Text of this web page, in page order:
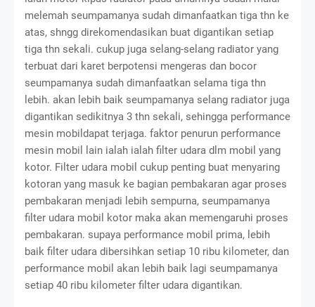
melemah seumpamanya sudah dimanfaatkan tiga thn ke
atas, shngg direkomendasikan buat digantikan setiap
tiga thn sekali. cukup juga selang-selang radiator yang
terbuat dari karet berpotensi mengeras dan bocor
seumpamanya sudah dimanfaatkan selama tiga thn
lebih. akan lebih baik seumpamanya selang radiator juga
digantikan sedikitnya 3 thn sekali, sehingga performance
mesin mobildapat terjaga. faktor penurun performance
mesin mobil lain ialah ialah filter udara dlm mobil yang
kotor. Filter udara mobil cukup penting buat menyaring
kotoran yang masuk ke bagian pembakaran agar proses
pembakaran menjadi lebih sempurna, seumpamanya
filter udara mobil kotor maka akan memengaruhi proses
pembakaran. supaya performance mobil prima, lebih
baik filter udara dibersihkan setiap 10 ribu kilometer, dan
performance mobil akan lebih baik lagi seumpamanya
setiap 40 ribu kilometer filter udara digantikan.